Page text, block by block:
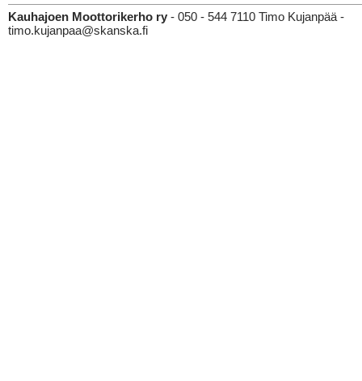
Kauhajoen Moottorikerho ry - 050 - 544 7110 Timo Kujanpää -
timo.kujanpaa@skanska.fi